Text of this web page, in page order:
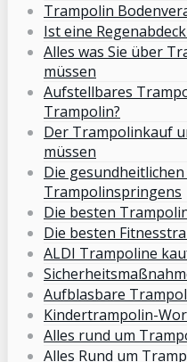
Trampolin
Ist eine
Alles was Sie über
müssen
Aufstellbares
Trampolin?
Der Trampolinkauf
müssen
Die
Trampolinspringens
Die besten
Die besten
ALDI Trampoline
Aufblasbare
Kindertrampolin-
Alles rund um
Alles Rund um